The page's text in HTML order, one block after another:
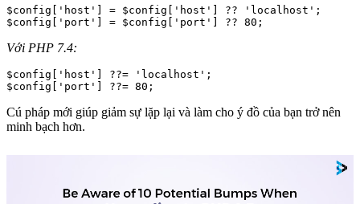
$config['host'] = $config['host'] ?? 'localhost';
Với PHP 7.4:
$config['host'] ??= 'localhost';
Cú pháp mới giúp giảm sự lặp lại và làm cho ý đồ của bạn trở nên
minh bạch hơn.